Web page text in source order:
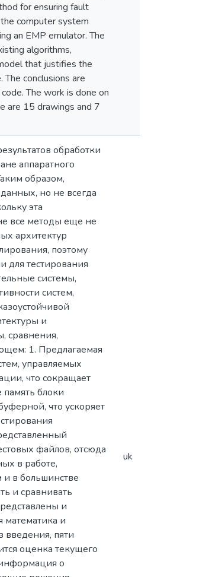
for ensuring fault
computer system
an EMP emulator. The
algorithms,
that justifies the
conclusions are
The work is done on
are 15 drawings and 7
обработки
аппаратного
образом,
но не всегда
эта
все методы еще не
архитектур
поэтому
для тестирования
системы,
систем,
и
сравнения,
1. Предлагаемая
управляемых
что сокращает
блоки
что ускоряет
файлов, отсюда
в работе,
и в большинстве
и сравнивать
и
и
введения, пяти
оценка текущего
информация о
uk